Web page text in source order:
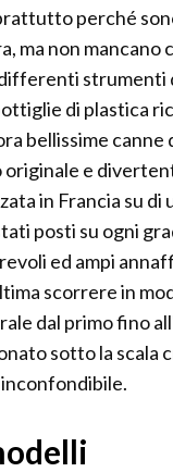
perché
ma non mancano
strumenti
di plastica
bellissime canne
originale e
in Francia su di
posti su ogni
ed ampi
scorrere in
dal primo fino
sotto la scala